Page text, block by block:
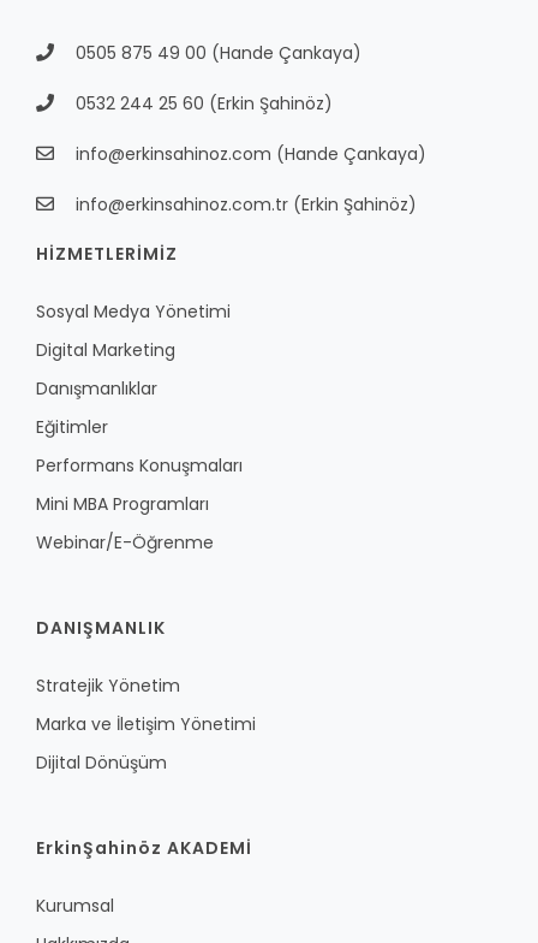
0505 875 49 00 (Hande Çankaya)
0532 244 25 60 (Erkin Şahinöz)
info@erkinsahinoz.com (Hande Çankaya)
info@erkinsahinoz.com.tr (Erkin Şahinöz)
HİZMETLERİMİZ
Sosyal Medya Yönetimi
Digital Marketing
Danışmanlıklar
Eğitimler
Performans Konuşmaları
Mini MBA Programları
Webinar/E-Öğrenme
DANIŞMANLIK
Stratejik Yönetim
Marka ve İletişim Yönetimi
Dijital Dönüşüm
ErkinŞahinöz AKADEMİ
Kurumsal